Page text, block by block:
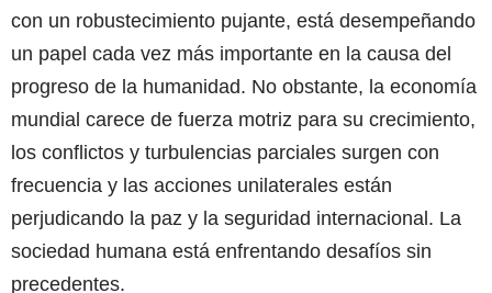
con un robustecimiento pujante, está desempeñando
un papel cada vez más importante en la causa del
progreso de la humanidad. No obstante, la economía
mundial carece de fuerza motriz para su crecimiento,
los conflictos y turbulencias parciales surgen con
frecuencia y las acciones unilaterales están
perjudicando la paz y la seguridad internacional. La
sociedad humana está enfrentando desafíos sin
precedentes.